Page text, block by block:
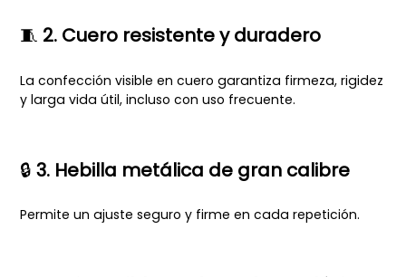
🧵 2. Cuero resistente y duradero
La confección visible en cuero garantiza firmeza, rigidez
y larga vida útil, incluso con uso frecuente.
🔒 3. Hebilla metálica de gran calibre
Permite un ajuste seguro y firme en cada repetición.